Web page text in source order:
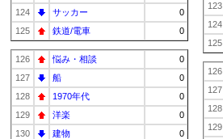
124
サッカー
0
125
鉄道/電車 0
126 悩み・相談
0
127
船
0
128
1970年代
0
129
洋楽
0
130
建物 0
123
124
125
126
127
128
129